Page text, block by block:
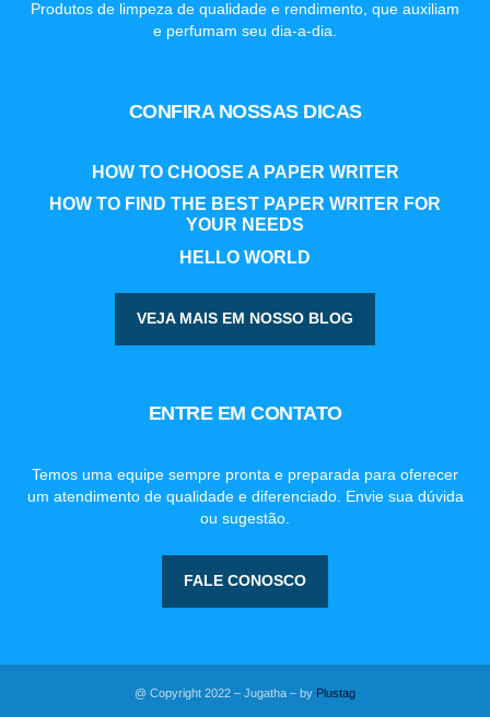
Produtos de limpeza de qualidade e rendimento, que auxiliam
e perfumam seu dia-a-dia.
CONFIRA NOSSAS DICAS
HOW TO CHOOSE A PAPER WRITER
HOW TO FIND THE BEST PAPER WRITER FOR
YOUR NEEDS
HELLO WORLD
VEJA MAIS EM NOSSO BLOG
ENTRE EM CONTATO
Temos uma equipe sempre pronta e preparada para oferecer
um atendimento de qualidade e diferenciado. Envie sua dúvida
ou sugestão.
FALE CONOSCO
@ Copyright 2022 – Jugatha – by Plustag